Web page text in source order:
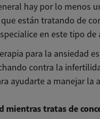
hay por lo menos
están tratando de
en este tipo de
para la ansiedad
contra la
ayudarte a manejar la
mientras tratas de